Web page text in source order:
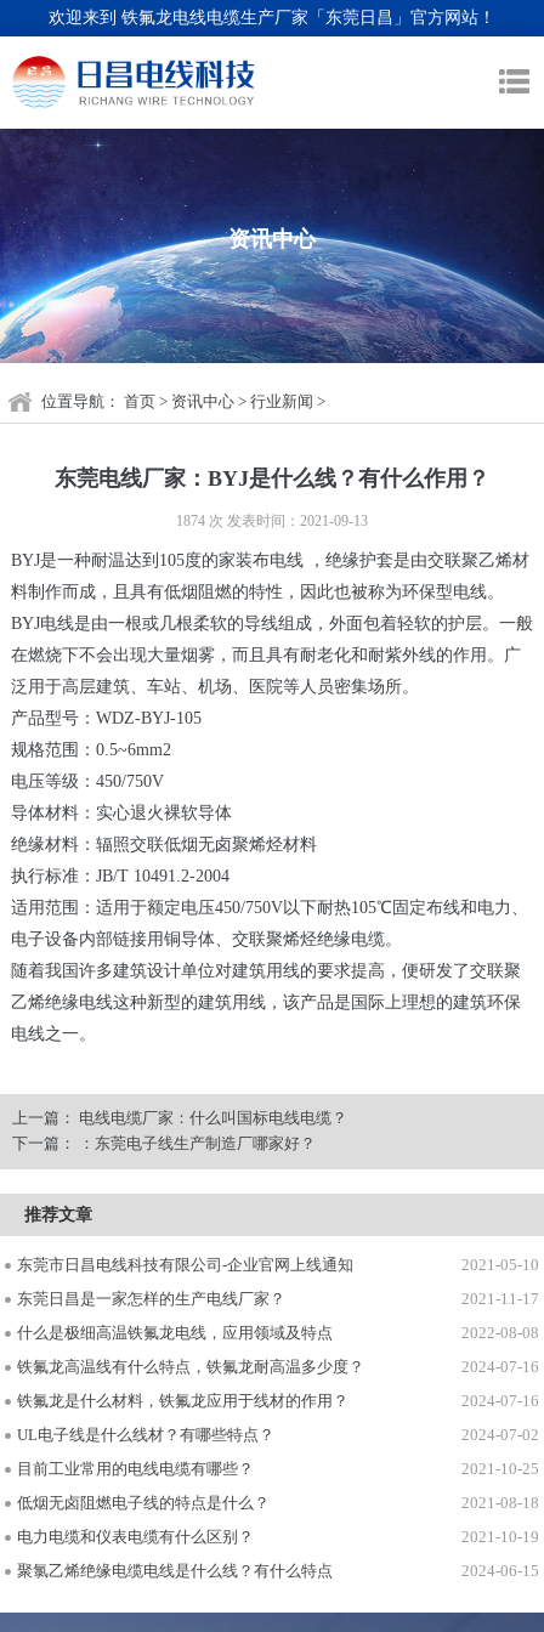
欢迎来到 铁氟龙电线电缆生产厂家「东莞日昌」官方网站！
资讯中心
位置导航： 首页 > 资讯中心 > 行业新闻 >
东莞电线厂家：BYJ是什么线？有什么作用？
1874 次 发表时间：2021-09-13
BYJ是一种耐温达到105度的家装布电线 ，绝缘护套是由交联聚乙烯材
料制作而成，且具有低烟阻燃的特性，因此也被称为环保型电线。
BYJ电线是由一根或几根柔软的导线组成，外面包着轻软的护层。一般
在燃烧下不会出现大量烟雾，而且具有耐老化和耐紫外线的作用。广
泛用于高层建筑、车站、机场、医院等人员密集场所。
产品型号：WDZ-BYJ-105
规格范围：0.5~6mm2
电压等级：450/750V
导体材料：实心退火裸软导体
绝缘材料：辐照交联低烟无卤聚烯烃材料
执行标准：JB/T 10491.2-2004
适用范围：适用于额定电压450/750V以下耐热105℃固定布线和电力、
电子设备内部链接用铜导体、交联聚烯烃绝缘电缆。
随着我国许多建筑设计单位对建筑用线的要求提高，便研发了交联聚
乙烯绝缘电线这种新型的建筑用线，该产品是国际上理想的建筑环保
电线之一。
上一篇： 电线电缆厂家：什么叫国标电线电缆？
下一篇：
：东莞电子线生产制造厂哪家好？
推荐文章
2021-05-10
东莞市日昌电线科技有限公司-企业官网上线通知
2021-11-17
东莞日昌是一家怎样的生产电线厂家？
2022-08-08
什么是极细高温铁氟龙电线，应用领域及特点
2024-07-16
铁氟龙高温线有什么特点，铁氟龙耐高温多少度？
2024-07-16
铁氟龙是什么材料，铁氟龙应用于线材的作用？
2024-07-02
UL电子线是什么线材？有哪些特点？
2021-10-25
目前工业常用的电线电缆有哪些？
2021-08-18
低烟无卤阻燃电子线的特点是什么？
2021-10-19
电力电缆和仪表电缆有什么区别？
2024-06-15
聚氯乙烯绝缘电缆电线是什么线？有什么特点